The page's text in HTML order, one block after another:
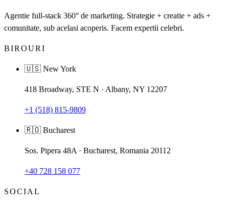
Agentie full-stack 360° de marketing. Strategie + creatie + ads +
comunitate, sub acelasi acoperis. Facem expertii celebri.
BIROURI
🇺🇸 New York
418 Broadway, STE N · Albany, NY 12207
+1 (518) 815-9809
🇷🇴 Bucharest
Sos. Pipera 48A · Bucharest, Romania 20112
+40 728 158 077
SOCIAL